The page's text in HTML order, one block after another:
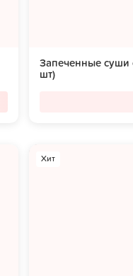
Запеченные суши
шт)
Хит